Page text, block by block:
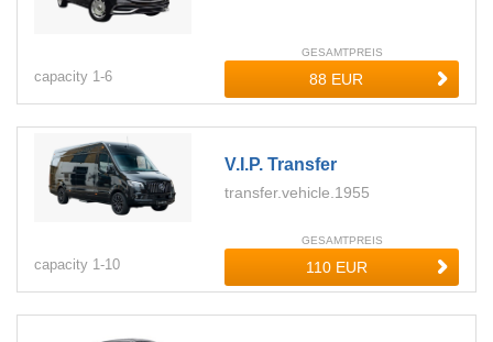
capacity 1-6
GESAMTPREIS
V.i.p. Transfer
transfer.vehicle.1955
capacity 1-10
GESAMTPREIS